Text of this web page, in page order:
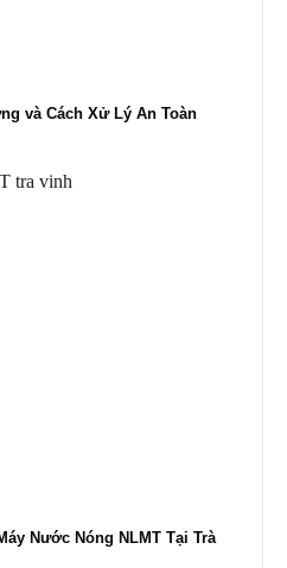
và Cách Xử Lý An Toàn
Nước Nóng NLMT Tại Trà